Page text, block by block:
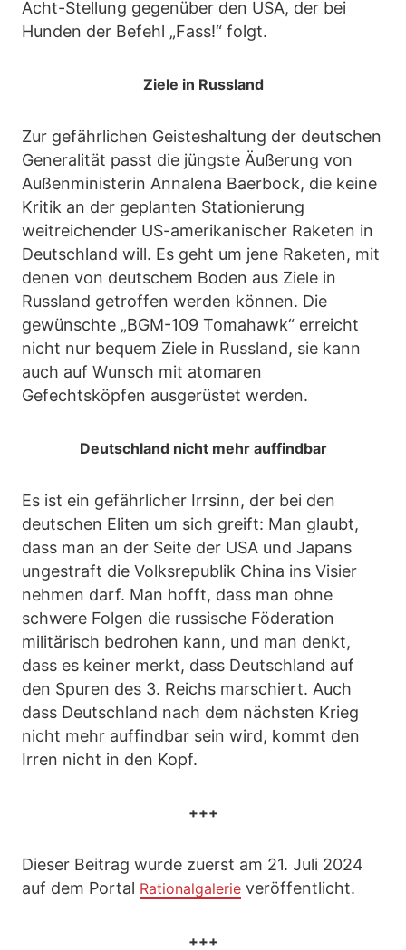
Acht-Stellung gegenüber den USA, der bei
Hunden der Befehl „Fass!“ folgt.
Ziele in Russland
Zur gefährlichen Geisteshaltung der deutschen
Generalität passt die jüngste Äußerung von
Außenministerin Annalena Baerbock, die keine
Kritik an der geplanten Stationierung
weitreichender US-amerikanischer Raketen in
Deutschland will. Es geht um jene Raketen, mit
denen von deutschem Boden aus Ziele in
Russland getroffen werden können. Die
gewünschte „BGM-109 Tomahawk“ erreicht
nicht nur bequem Ziele in Russland, sie kann
auch auf Wunsch mit atomaren
Gefechtsköpfen ausgerüstet werden.
Deutschland nicht mehr auffindbar
Es ist ein gefährlicher Irrsinn, der bei den
deutschen Eliten um sich greift: Man glaubt,
dass man an der Seite der USA und Japans
ungestraft die Volksrepublik China ins Visier
nehmen darf. Man hofft, dass man ohne
schwere Folgen die russische Föderation
militärisch bedrohen kann, und man denkt,
dass es keiner merkt, dass Deutschland auf
den Spuren des 3. Reichs marschiert. Auch
dass Deutschland nach dem nächsten Krieg
nicht mehr auffindbar sein wird, kommt den
Irren nicht in den Kopf.
+++
Dieser Beitrag wurde zuerst am 21. Juli 2024
auf dem Portal Rationalgalerie veröffentlicht.
+++